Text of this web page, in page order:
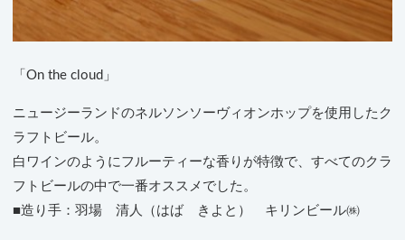
「On the cloud」
ニュージーランドのネルソンソーヴィオンホップを使用したク
ラフトビール。
白ワインのようにフルーティーな香りが特徴で、すべてのクラ
フトビールの中で一番オススメでした。
■造り手：羽場 清人（はば きよと） キリンビール㈱